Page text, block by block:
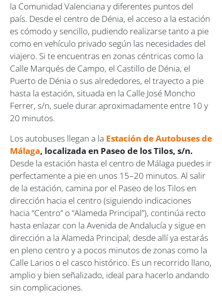
la Comunidad Valenciana y diferentes puntos del
país. Desde el centro de Dénia, el acceso a la estación
es cómodo y sencillo, pudiendo realizarse tanto a pie
como en vehículo privado según las necesidades del
viajero. Si te encuentras en zonas céntricas como la
Calle Marqués de Campo, el Castillo de Dénia, el
Puerto de Dénia o sus alrededores, el trayecto a pie
hasta la estación, situada en la Calle José Moncho
Ferrer, s/n, suele durar aproximadamente entre 10 y
20 minutos.
Los autobuses llegan a la Estación de Autobuses de
Málaga, localizada en Paseo de los Tilos, s/n.
Desde la estación hasta el centro de Málaga puedes ir
perfectamente a pie en unos 15–20 minutos. Al salir
de la estación, camina por el Paseo de los Tilos en
dirección hacia el centro (siguiendo indicaciones
hacia “Centro” o “Alameda Principal”), continúa recto
hasta enlazar con la Avenida de Andalucía y sigue en
dirección a la Alameda Principal; desde allí ya estarás
en pleno centro y a pocos minutos de zonas como la
Calle Larios o el casco histórico. Es un recorrido llano,
amplio y bien señalizado, ideal para hacerlo andando
sin complicaciones.